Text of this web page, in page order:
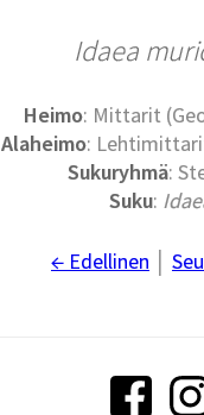
Idaea
Heimo: Mittarit
Alaheimo:
Sukuryhmä:
Suku:
← Edellinen